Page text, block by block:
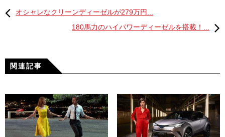
オシャレなクリーンディーゼルが279万円...
180馬力のハイパワーディーゼルを搭載！...
関連記事